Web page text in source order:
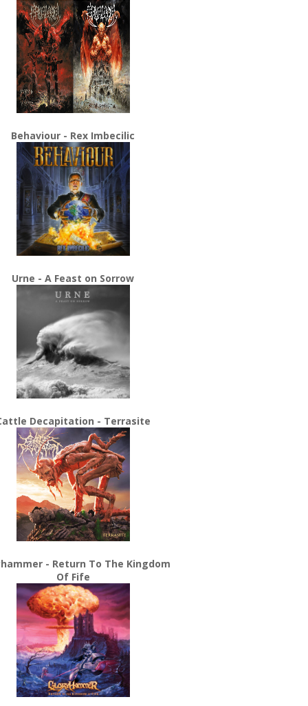
Behaviour - Rex Imbecilic
Urne - A Feast on Sorrow
Decapitation - Terrasite
- Return To The Kingdom
Of Fife